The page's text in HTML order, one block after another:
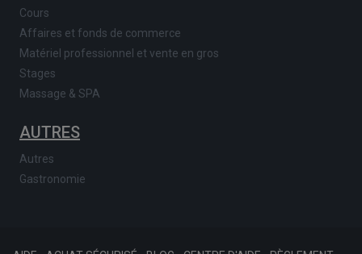
Cours
Affaires et fonds de commerce
Matériel professionnel et vente en gros
Stages
Massage & SPA
AUTRES
Autres
Gastronomie